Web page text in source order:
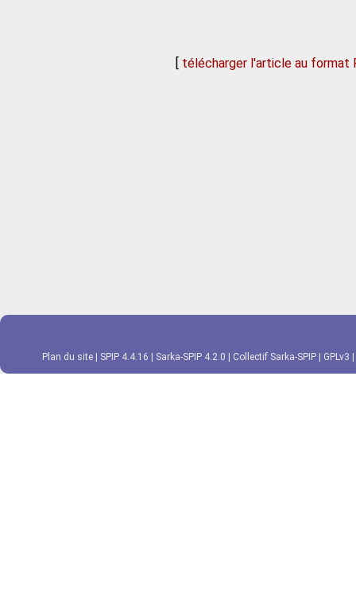
[ télécharger l'article au format
Plan du site SPIP 4.4.16 Sarka-SPIP 4.2.0 Collectif Sarka-SPIP GPLv3